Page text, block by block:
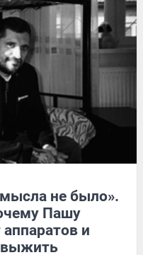
не было».
Пашу
и
выжить